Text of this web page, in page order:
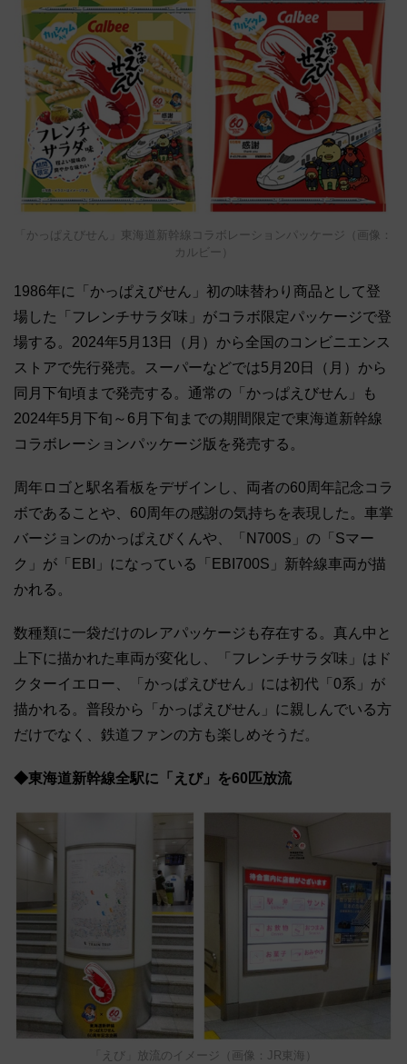
「かっぱえびせん」東海道新幹線コラボレーションパッケージ（画像：
カルビー）
1986年に「かっぱえびせん」初の味替わり商品として登
場した「フレンチサラダ味」がコラボ限定パッケージで登
場する。2024年5月13日（月）から全国のコンビニエンス
ストアで先行発売。スーパーなどでは5月20日（月）から
同月下旬頃まで発売する。通常の「かっぱえびせん」も
2024年5月下旬～6月下旬までの期間限定で東海道新幹線
コラボレーションパッケージ版を発売する。
周年ロゴと駅名看板をデザインし、両者の60周年記念コラ
ボであることや、60周年の感謝の気持ちを表現した。車掌
バージョンのかっぱえびくんや、「N700S」の「Sマー
ク」が「EBI」になっている「EBI700S」新幹線車両が描
かれる。
数種類に一袋だけのレアパッケージも存在する。真ん中と
上下に描かれた車両が変化し、「フレンチサラダ味」はド
クターイエロー、「かっぱえびせん」には初代「0系」が
描かれる。普段から「かっぱえびせん」に親しんでいる方
だけでなく、鉄道ファンの方も楽しめそうだ。
◆東海道新幹線全駅に「えび」を60匹放流
「えび」放流のイメージ（画像：JR東海）